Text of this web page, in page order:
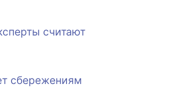
считают
сбережениям